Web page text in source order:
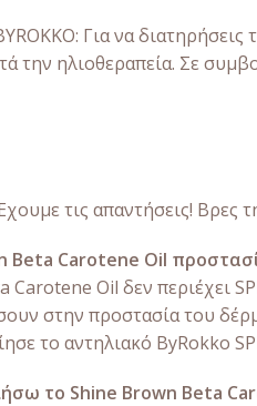
Για να διατηρήσεις
την ηλιοθεραπεία. Σε
τις απαντήσεις! Βρες
Beta Carotene Oil
Oil δεν περιέχει
στην προστασία του
το αντηλιακό ByRokko
το Shine Brown Beta